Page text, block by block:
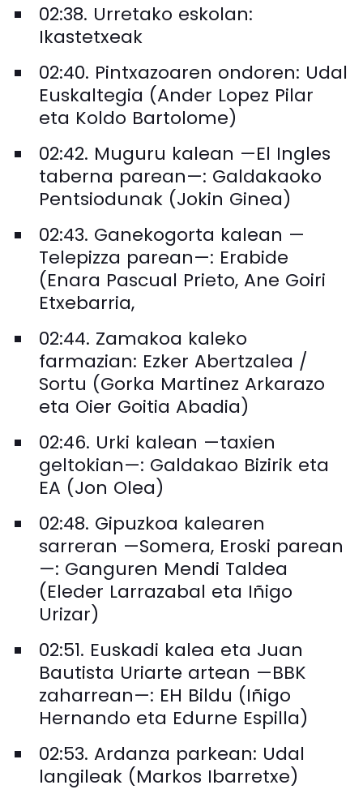
02:38. Urretako eskolan:
Ikastetxeak
02:40. Pintxazoaren ondoren: Udal
Euskaltegia (Ander Lopez Pilar
eta Koldo Bartolome)
02:42. Muguru kalean —El Ingles
taberna parean—: Galdakaoko
Pentsiodunak (Jokin Ginea)
02:43. Ganekogorta kalean —
Telepizza parean—: Erabide
(Enara Pascual Prieto, Ane Goiri
Etxebarria,
02:44. Zamakoa kaleko
farmazian: Ezker Abertzalea /
Sortu (Gorka Martinez Arkarazo
eta Oier Goitia Abadia)
02:46. Urki kalean —taxien
geltokian—: Galdakao Bizirik eta
EA (Jon Olea)
02:48. Gipuzkoa kalearen
sarreran —Somera, Eroski parean
—: Ganguren Mendi Taldea
(Eleder Larrazabal eta Iñigo
Urizar)
02:51. Euskadi kalea eta Juan
Bautista Uriarte artean —BBK
zaharrean—: EH Bildu (Iñigo
Hernando eta Edurne Espilla)
02:53. Ardanza parkean: Udal
langileak (Markos Ibarretxe)